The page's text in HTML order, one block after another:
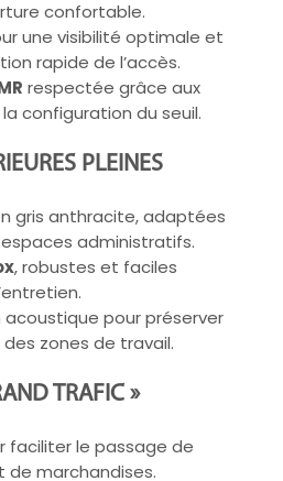
confortable.
une visibilité optimale et
rapide de l’accès.
respectée grâce aux
configuration du seuil.
PLEINES
gris anthracite, adaptées
administratifs.
, robustes et faciles
acoustique pour préserver
zones de travail.
TRAFIC »
faciliter le passage de
de marchandises.